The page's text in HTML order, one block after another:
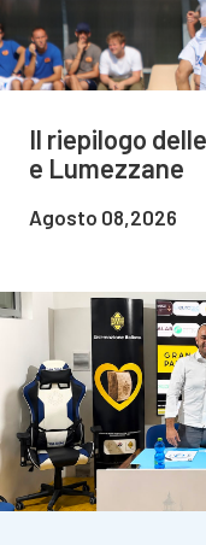
Il riepilogo
e Lumezzane
Agosto 08,2026